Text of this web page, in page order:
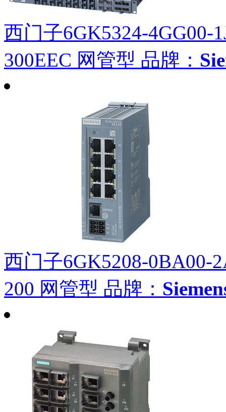
西门子6GK5324-4GG00-
300EEC 网管型 品牌：
西门子6GK5208-0BA00-
200 网管型 品牌：